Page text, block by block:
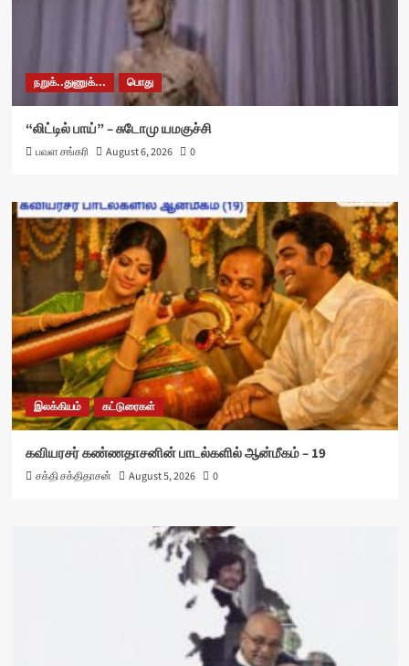
நறுக்..துணுக்... பொது
“லிட்டில் பாய்” – சுடோமு யமகுச்சி
பவள சங்கரி August 6, 2026 0
இலக்கியம் கட்டுரைகள்
கவியரசர் கண்ணதாசனின் பாடல்களில் ஆன்மீகம் – 19
சக்தி சக்திதாசன் August 5, 2026 0